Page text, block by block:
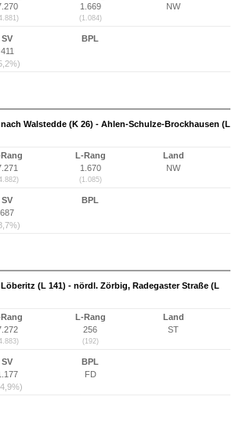
1.669
(1.084)
NW
SV
411
BPL
Walstedde (K 26) - Ahlen-Schulze-Brockhausen (L
Rang
L-Rang
1.670
(1.085)
Land
NW
SV
687
BPL
(L 141) - nördl. Zörbig, Radegaster Straße (L
Rang
L-Rang
256
(192)
Land
ST
SV
BPL
FD